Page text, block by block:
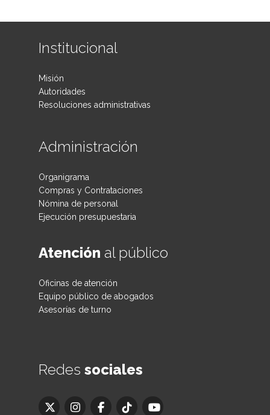
Institucional
Misión
Autoridades
Resoluciones administrativas
Administración
Organigrama
Compras y Contrataciones
Nómina de personal
Ejecución presupuestaria
Atención al público
Oficinas de atención
Equipo público de abogados
Asesorías de turno
Redes sociales